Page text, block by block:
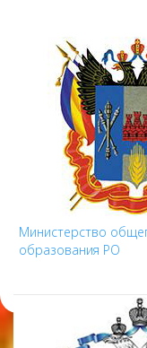
Министерство
образования РО